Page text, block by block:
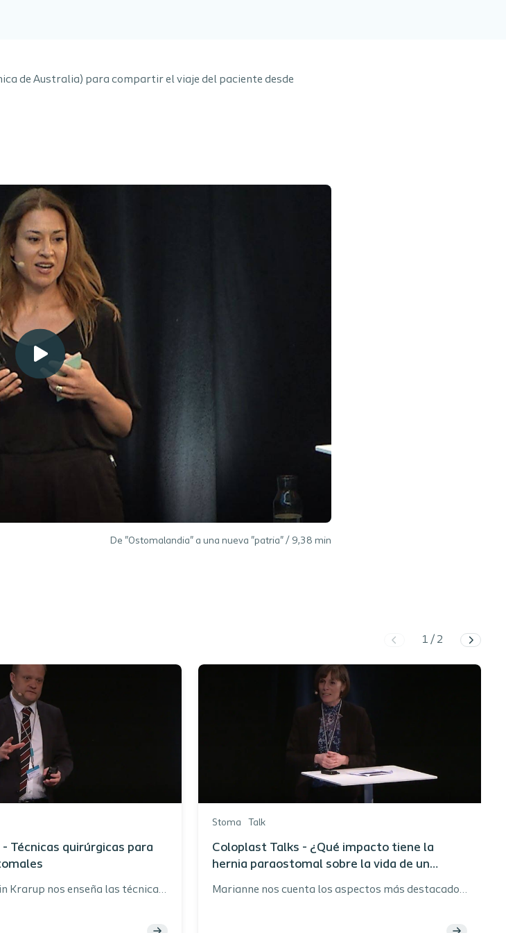
de Australia) para compartir el viaje del paciente desde
De "Ostomalandia" a una nueva "patria" / 9,38 min
1 / 2
Técnicas quirúrgicas para
Krarup nos enseña las técnicas
Stoma Talk
Coloplast Talks - ¿Qué impacto tiene la
hernia paraostomal sobre la vida de un
Marianne nos cuenta los aspectos más destacados